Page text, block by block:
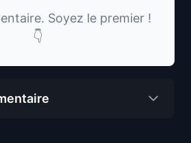
Soyez le premier !
👇